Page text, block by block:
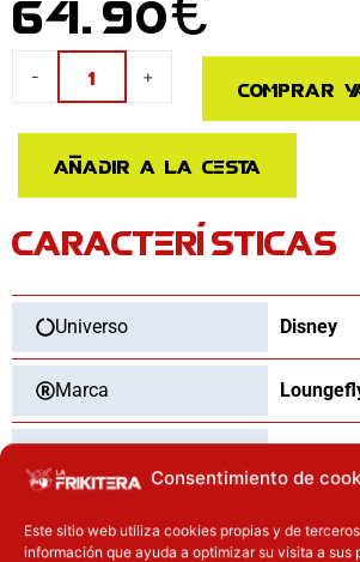
Consentimiento de
Este sitio web utiliza cookies propias y de
información que ayuda a optimizar su visita a sus
-
Loungefly
+ Comprar
Añadir a la cesta
CARACTERÍSTICAS
Universo Disney
Marca